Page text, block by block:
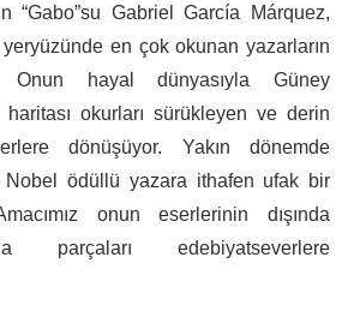
“Gabo”su Gabriel García Márquez,
en çok okunan yazarların
Onun hayal dünyasıyla Güney
haritası okurları sürükleyen ve derin
dönüşüyor. Yakın dönemde
Nobel ödüllü yazara ithafen ufak bir
onun eserlerinin dışında
parçaları edebiyatseverlere